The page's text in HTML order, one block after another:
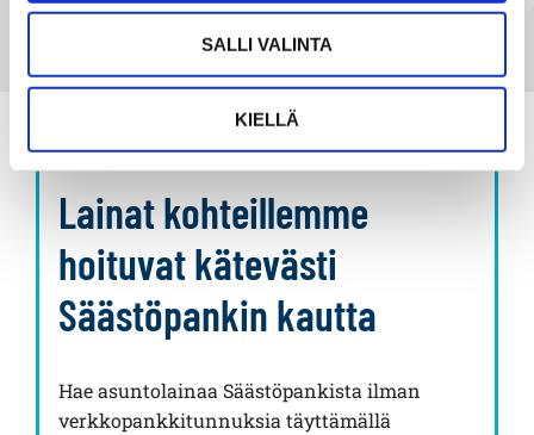
SALLI VALINTA
KIELLÄ
Lainat kohteillemme
hoituvat kätevästi
Säästöpankin kautta
Hae asuntolainaa Säästöpankista ilman
verkkopankkitunnuksia täyttämällä